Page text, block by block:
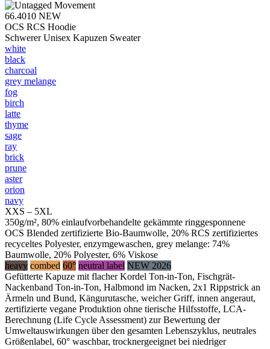
66.4010 NEW
OCS RCS Hoodie
Schwerer Unisex Kapuzen Sweater
white
black
charcoal
grey melange
fog
birch
latte
thyme
sage
ray
brick
prune
aster
orion
navy
XXS – 5XL
350g/m², 80% einlaufvorbehandelte gekämmte ringgesponnene
OCS Blended zertifizierte Bio-Baumwolle, 20% RCS zertifiziertes
recyceltes Polyester, enzymgewaschen, grey melange: 74%
Baumwolle, 20% Polyester, 6% Viskose
heavy combed 60° neutral label NEW 2026
Gefütterte Kapuze mit flacher Kordel Ton-in-Ton, Fischgrät-
Nackenband Ton-in-Ton, Halbmond im Nacken, 2x1 Rippstrick an
Ärmeln und Bund, Kängurutasche, weicher Griff, innen angeraut,
zertifizierte vegane Produktion ohne tierische Hilfsstoffe, LCA-
Berechnung (Life Cycle Assessment) zur Bewertung der
Umweltauswirkungen über den gesamten Lebenszyklus, neutrales
Größenlabel, 60° waschbar, trocknergeeignet bei niedriger